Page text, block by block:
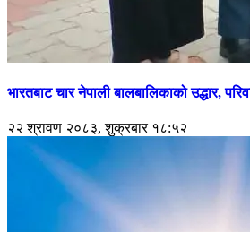
भारतबाट चार नेपाली बालबालिकाको उद्धार,
२२ श्रावण २०८३, शुक्रबार १८:५२